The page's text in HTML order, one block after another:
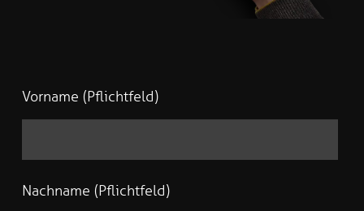
Vorname (Pflichtfeld)
Nachname (Pflichtfeld)